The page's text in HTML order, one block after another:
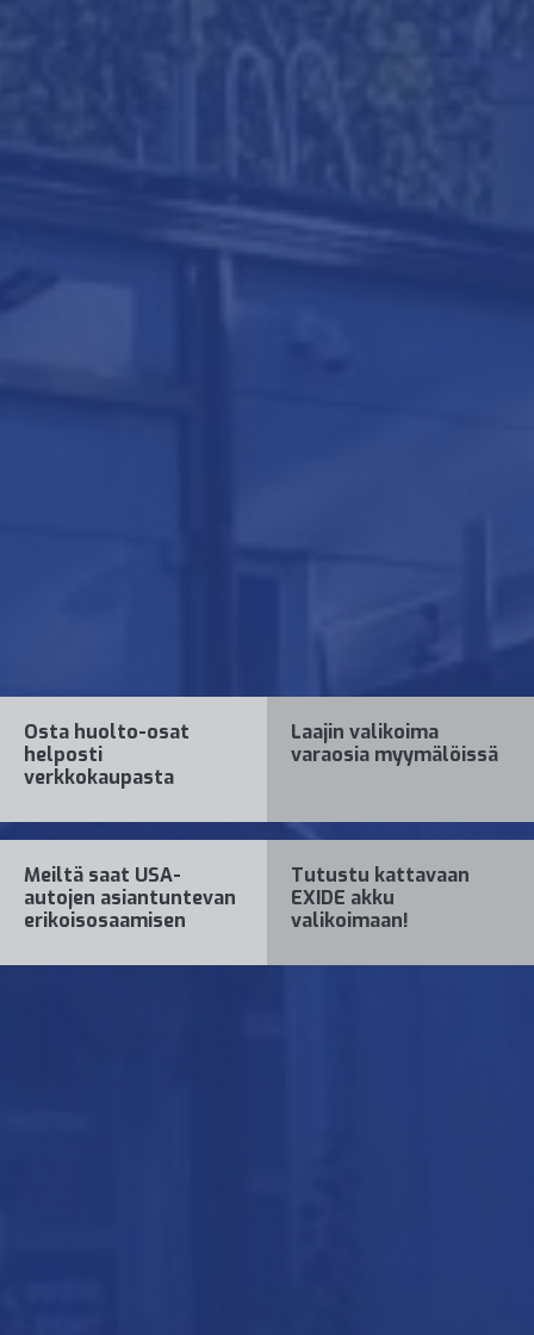
Osta huolto-osat
helposti
verkkokaupasta
Laajin valikoima
varaosia myymälöissä
Meiltä saat USA-
autojen asiantuntevan
erikoisosaamisen
Tutustu kattavaan
EXIDE akku
valikoimaan!